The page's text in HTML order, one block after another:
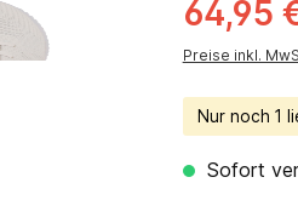
64,95
Preise inkl.
Nur noch 1
Sofort